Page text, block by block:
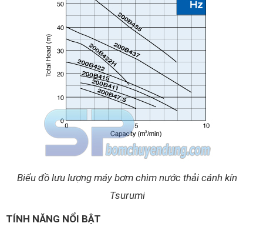
Biểu đồ lưu lượng máy bơm chìm nước thải cánh kín
Tsurumi
TÍNH NĂNG NỔI BẬT